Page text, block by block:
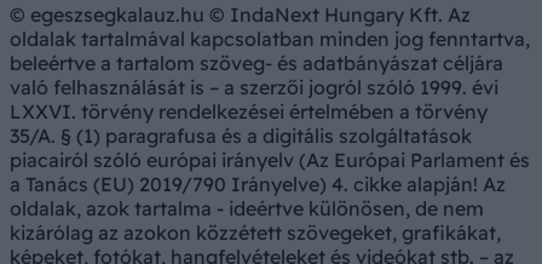
© egeszsegkalauz.hu © IndaNext Hungary Kft. Az
oldalak tartalmával kapcsolatban minden jog fenntartva,
beleértve a tartalom szöveg- és adatbányászat céljára
való felhasználását is – a szerzői jogról szóló 1999. évi
LXXVI. törvény rendelkezései értelmében a törvény
35/A. § (1) paragrafusa és a digitális szolgáltatások
piacairól szóló európai irányelv (Az Európai Parlament és
a Tanács (EU) 2019/790 Irányelve) 4. cikke alapján! Az
oldalak, azok tartalma - ideértve különösen, de nem
kizárólag az azokon közzétett szövegeket, grafikákat,
képeket, fotókat, hangfelvételeket és videókat stb. – az